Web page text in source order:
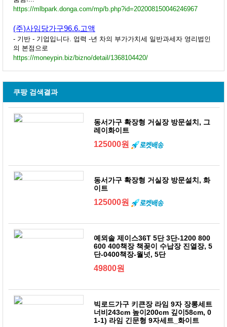
https://mlbpark.donga.com/mp/b.php?id=202008150046246967
(주)사임당가구96.6.고액
- 기반 - 기업입니다. 업력 -년 차의 부가가치세 일반과세자 영리법인
의 본점으로
https://moneypin.biz/bizno/detail/1368104420/
쿠팡 검색결과
동서가구 확장형 거실장 방문설치, 그
레이화이트
125000원
동서가구 확장형 거실장 방문설치, 화
이트
125000원
예뫼솔 제이스36T 5단 3단-1200 800
600 400책장 책꽂이 수납장 진열장, 5
단-0400책장-월넛, 5단
49800원
빅로드가구 키큰장 라임 9자 장롱세트
너비243cm 높이200cm 깊이58cm, 0
1-1) 라임 긴문형 9자세트_화이트